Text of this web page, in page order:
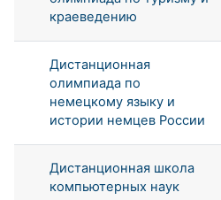
краеведению
Дистанционная
олимпиада по
немецкому языку и
истории немцев России
Дистанционная школа
компьютерных наук